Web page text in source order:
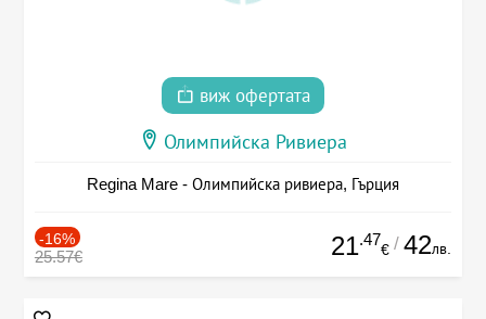
виж офертата
Олимпийска Ривиера
Regina Mare - Олимпийска ривиера, Гърция
-16%
25.57€ 21.47
€ / 42лв.